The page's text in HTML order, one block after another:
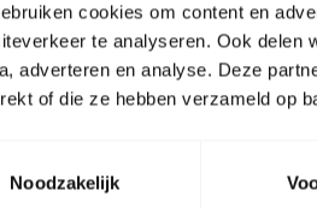
cookies om content en
te analyseren. Ook delen
adverteren en analyse. Deze
of die ze hebben verzameld op
Noodzakelijk
- 17 omw/min - 170 Watt - lengte
- 17 omw/min - 250 Watt - lengte
- 17 omw/min - 275 Watt - lengte
- 12 omw/min - 275 Watt - lengte